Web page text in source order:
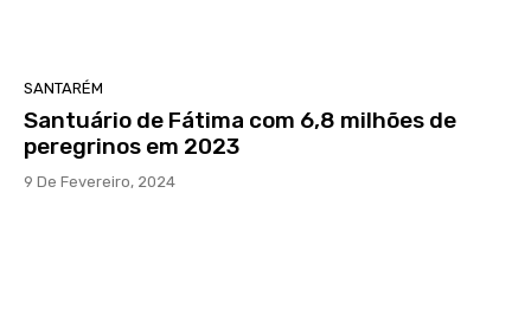
SANTARÉM
Santuário de Fátima com 6,8 milhões de
peregrinos em 2023
9 De Fevereiro, 2024